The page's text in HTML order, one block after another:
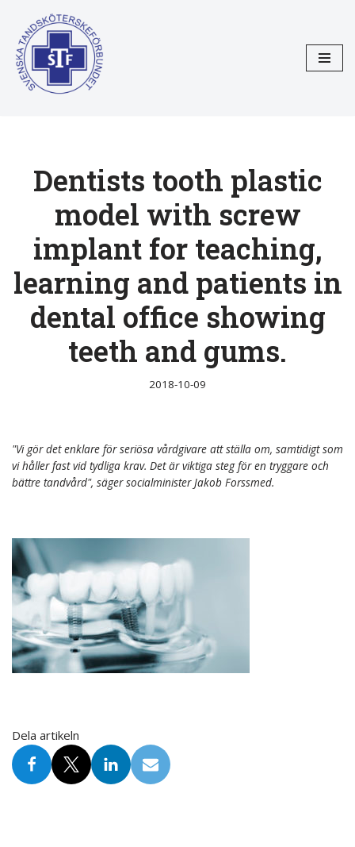
Hoppa
till
innehåll
Dentists tooth plastic
model with screw
implant for teaching,
learning and patients in
dental office showing
teeth and gums.
2018-10-09
"Vi gör det enklare för seriösa vårdgivare att ställa om, samtidigt som
vi håller fast vid tydliga krav. Det är viktiga steg för en tryggare och
bättre tandvård", säger socialminister Jakob Forssmed.
Dela artikeln